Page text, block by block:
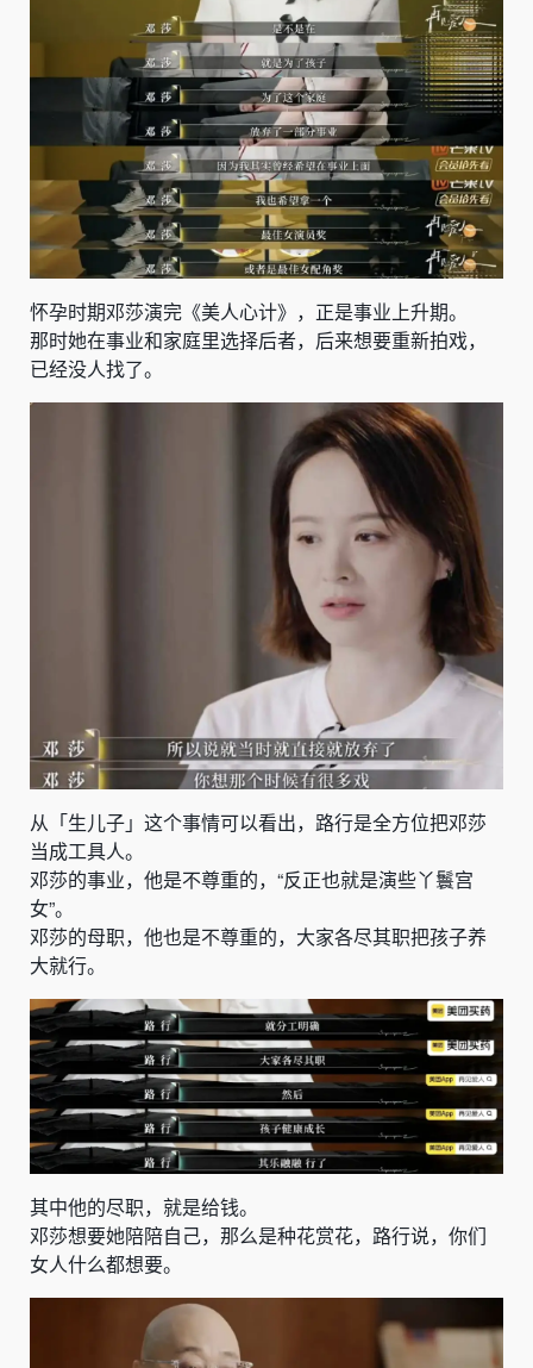
怀孕时期邓莎演完《美人心计》，正是事业上升期。
那时她在事业和家庭里选择后者，后来想要重新拍戏，
已经没人找了。
从「生儿子」这个事情可以看出，路行是全方位把邓莎
当成工具人。
邓莎的事业，他是不尊重的，“反正也就是演些丫鬟宫
女”。
邓莎的母职，他也是不尊重的，大家各尽其职把孩子养
大就行。
其中他的尽职，就是给钱。
邓莎想要她陪陪自己，那么是种花赏花，路行说， 你们
女人什么都想要。